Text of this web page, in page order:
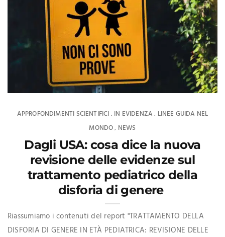
APPROFONDIMENTI SCIENTIFICI , IN EVIDENZA , LINEE GUIDA NEL
MONDO, NEWS
Dagli USA: cosa dice la nuova
revisione delle evidenze sul
trattamento pediatrico della
disforia di genere
Riassumiamo i contenuti del report "TRATTAMENTO DELLA
DISFORIA DI GENERE IN ETÀ PEDIATRICA: REVISIONE DELLE